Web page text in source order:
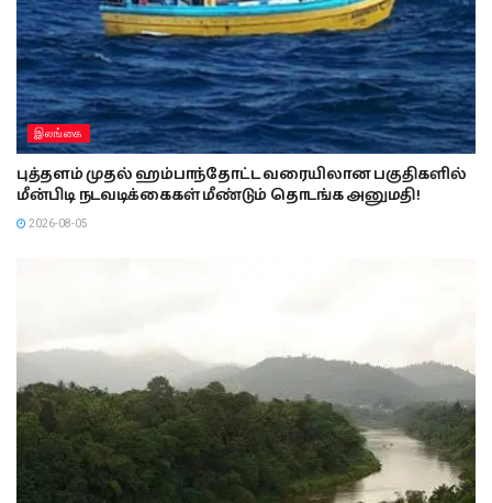
இலங்கை
புத்தளம் முதல் ஹம்பாந்தோட்ட வரையிலான பகுதிகளில்
மீன்பிடி நடவடிக்கைகள் மீண்டும் தொடங்க அனுமதி!
2026-08-05